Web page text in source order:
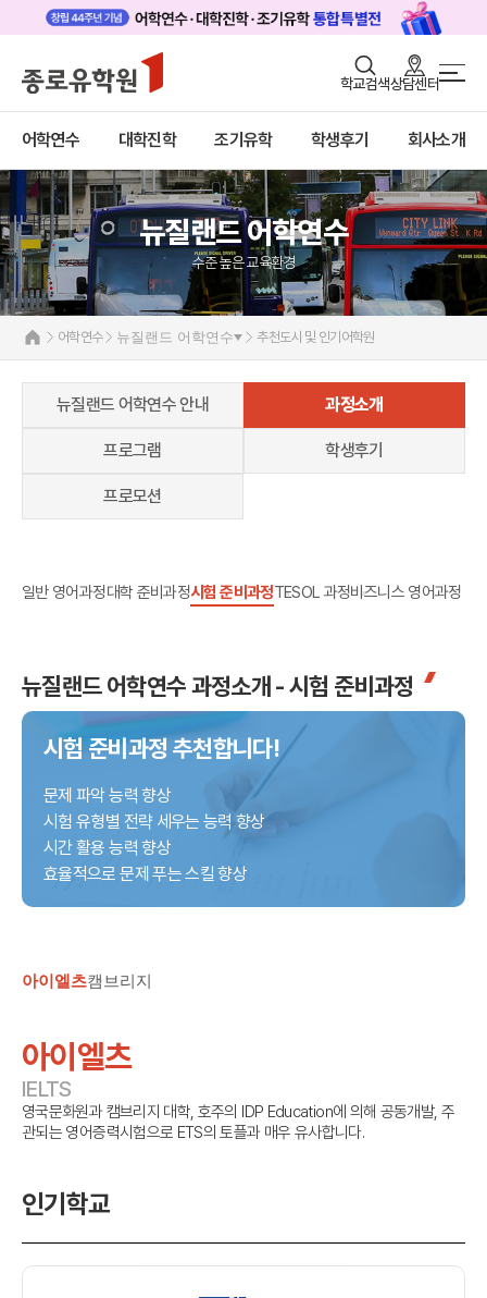
학교검색상담센터
어학연수 대학진학 조기유학 학생후기 회사소개
로그인 회원가입
어학연수
대학진학
조기/캠프
프로그램
학생후기
고객서비스
유학가이드
종로유학원
미국
캐나다
영국
호주
뉴질랜드
뉴질랜드 어학연수 안내
과정소개
프로그램
학생후기
프로모션
아일랜드
몰타
필리핀
어학연수 정보
뉴질랜드 어학연수
수준 높은 교육환경
어학연수 뉴질랜드 어학연수 추천도시 및 인기어학원
뉴질랜드 어학연수 안내 과정소개
프로그램 학생후기
프로모션
일반 영어과정대학 준비과정시험 준비과정TESOL 과정비즈니스 영어과정
뉴질랜드 어학연수 과정소개 - 시험 준비과정
시험 준비과정 추천합니다!
문제 파악 능력 향상
시험 유형별 전략 세우는 능력 향상
시간 활용 능력 향상
효율적으로 문제 푸는 스킬 향상
아이엘츠캠브리지
아이엘츠
IELTS
영국문화원과 캠브리지 대학, 호주의 IDP Education에 의해 공동개발, 주
관되는 영어증력시험으로 ETS의 토플과 매우 유사합니다.
인기학교